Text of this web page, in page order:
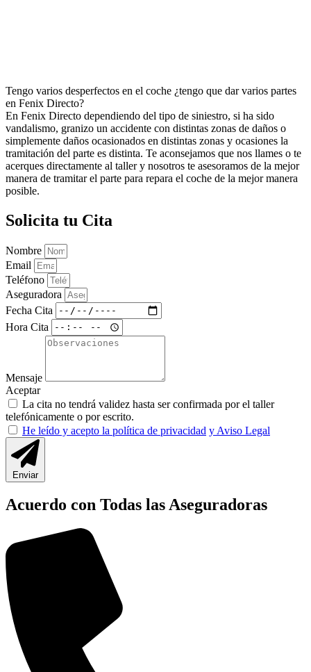
Tengo varios desperfectos en el coche ¿tengo que dar varios partes
en Fenix Directo?
En Fenix Directo dependiendo del tipo de siniestro, si ha sido
vandalismo, granizo un accidente con distintas zonas de daños o
simplemente daños ocasionados en distintas zonas y ocasiones la
tramitación del parte es distinta. Te aconsejamos que nos llames o te
acerques directamente al taller y nosotros te asesoramos de la mejor
manera de tramitar el parte para repara el coche de la mejor manera
posible.
Solicita tu Cita
Nombre
Email
Teléfono
Aseguradora
Fecha Cita
Hora Cita
Mensaje
Aceptar
La cita no tendrá validez hasta ser confirmada por el taller
telefónicamente o por escrito.
He leído y acepto la política de privacidad y Aviso Legal
Enviar
Acuerdo con Todas las Aseguradoras